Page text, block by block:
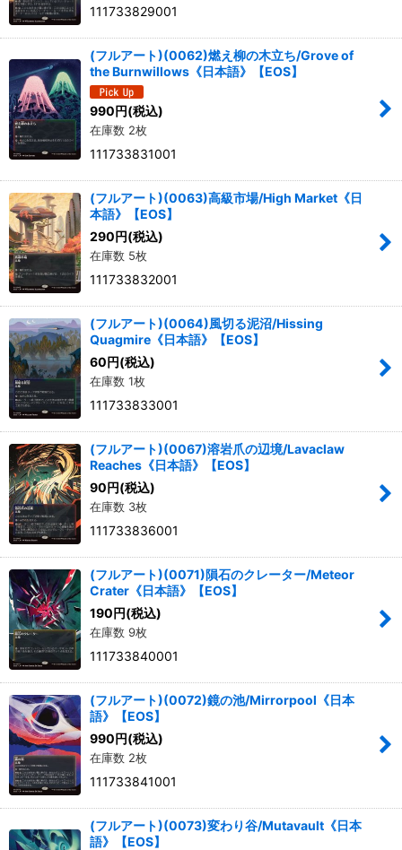
111733829001
(フルアート)(0062)燃え柳の木立ち/Grove of
the Burnwillows《日本語》【EOS】
990円(税込)
在庫数 2枚
111733831001
(フルアート)(0063)高級市場/High Market《日
本語》【EOS】
290円(税込)
在庫数 5枚
111733832001
(フルアート)(0064)風切る泥沼/Hissing
Quagmire《日本語》【EOS】
60円(税込)
在庫数 1枚
111733833001
(フルアート)(0067)溶岩爪の辺境/Lavaclaw
Reaches《日本語》【EOS】
90円(税込)
在庫数 3枚
111733836001
(フルアート)(0071)隕石のクレーター/Meteor
Crater《日本語》【EOS】
190円(税込)
在庫数 9枚
111733840001
(フルアート)(0072)鏡の池/Mirrorpool《日本
語》【EOS】
990円(税込)
在庫数 2枚
111733841001
(フルアート)(0073)変わり谷/Mutavault《日本
語》【EOS】